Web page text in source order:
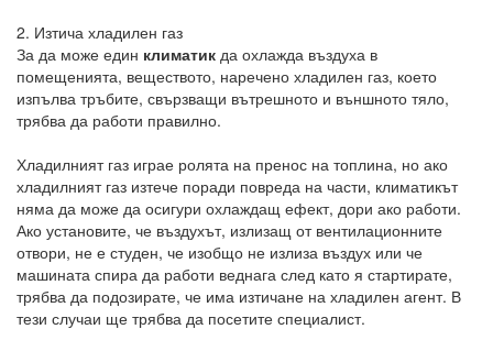
2. Изтича хладилен газ
За да може един климатик да охлажда въздуха в
помещенията, веществото, наречено хладилен газ, което
изпълва тръбите, свързващи вътрешното и външното тяло,
трябва да работи правилно.
Хладилният газ играе ролята на пренос на топлина, но ако
хладилният газ изтече поради повреда на части, климатикът
няма да може да осигури охлаждащ ефект, дори ако работи.
Ако установите, че въздухът, излизащ от вентилационните
отвори, не е студен, че изобщо не излиза въздух или че
машината спира да работи веднага след като я стартирате,
трябва да подозирате, че има изтичане на хладилен агент. В
тези случаи ще трябва да посетите специалист.